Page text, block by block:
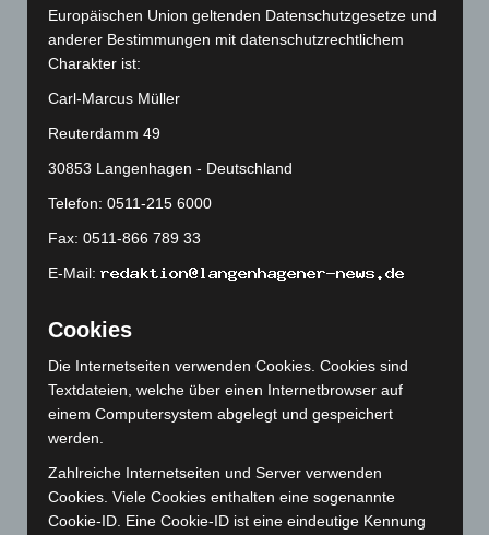
Mai 2023(139)
April 2023
(155)
März 2023
(174)
September 2022(205)
August 2022
Juni 2022(167)
Mai 2022(177)
April 2022
März 2022(221)
Februar 2022(189)
Europäischen Union geltenden Datenschutzgesetze und
anderer Bestimmungen mit datenschutzrechtlichem
Charakter ist:
Carl-Marcus Müller
Reuterdamm 49
30853 Langenhagen - Deutschland
Telefon: 0511-215 6000
Fax: 0511-866 789 33
E-Mail:
Cookies
Die Internetseiten verwenden Cookies. Cookies sind
Textdateien, welche über einen Internetbrowser auf
einem Computersystem abgelegt und gespeichert
werden.
Zahlreiche Internetseiten und Server verwenden
Cookies. Viele Cookies enthalten eine sogenannte
Cookie-ID. Eine Cookie-ID ist eine eindeutige Kennung